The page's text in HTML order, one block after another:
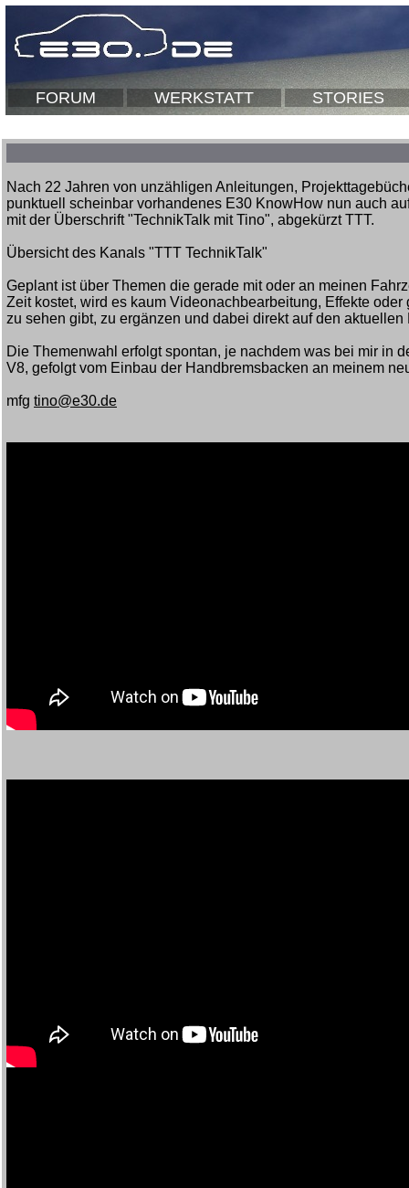
FORUM WERKSTATT STORIES
Nach 22 Jahren von unzähligen Anleitungen,
punktuell scheinbar vorhandenes E30 KnowHow nun auch
mit der Überschrift "TechnikTalk mit Tino", abgekürzt TTT.
Übersicht des Kanals "TTT TechnikTalk"
Geplant ist über Themen die gerade mit oder an meinen
Zeit kostet, wird es kaum Videonachbearbeitung, Effekte
zu sehen gibt, zu ergänzen und dabei direkt auf den
Die Themenwahl erfolgt spontan, je nachdem was bei mir in
V8, gefolgt vom Einbau der Handbremsbacken an meinem
mfg tino@e30.de